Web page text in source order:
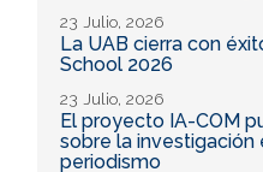
23 Julio, 2026
La UAB cierra con
School 2026
23 Julio, 2026
El proyecto IA-COM
sobre la investigación
periodismo